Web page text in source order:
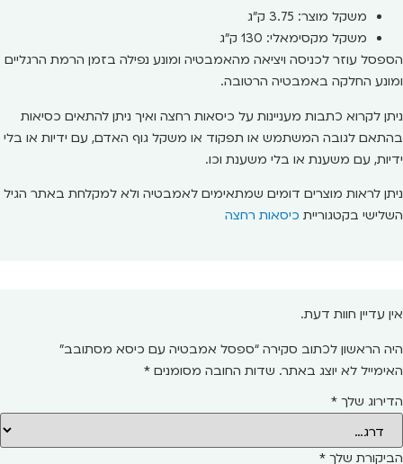
משקל מוצר: 3.75 ק"ג
משקל מקסימאלי: 130 ק"ג
הספסל עוזר לכניסה ויציאה מהאמבטיה ומונע נפילה בזמן הרמת הרגליים
ומונע החלקה באמבטיה הרטובה.
ניתן לקרוא כתבות מעניינות על כיסאות רחצה ואיך ניתן להתאים כסיאות
בהתאם לגובה המשתמש או תפקוד או משקל גוף האדם, עם ידיות או בלי
ידיות, עם משענת או בלי משענת וכו.
ניתן לראות מוצרים דומים שמתאימים לאמבטיה ולא למקלחת באתר הגיל
השלישי בקטגוריית כיסאות רחצה
אין עדיין חוות דעת.
היה הראשון לכתוב סקירה “ספסל אמבטיה עם כיסא מסתובב”
האימייל לא יוצג באתר. שדות החובה מסומנים *
הדירוג שלך *
הביקורת שלך *